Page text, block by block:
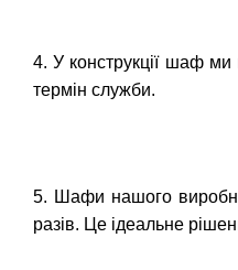
4. У конструкції шаф ми
термін служби.
5. Шафи нашого
разів. Це ідеальне